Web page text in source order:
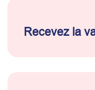
Recevez la